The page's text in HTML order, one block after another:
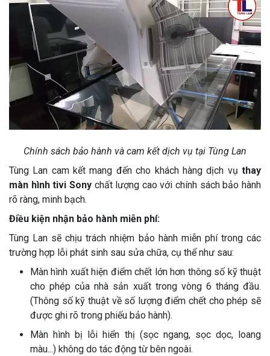
Chính sách bảo hành và cam kết dịch vụ tại Tùng Lan
Tùng Lan cam kết mang đến cho khách hàng dịch vụ thay
màn hình tivi Sony chất lượng cao với chính sách bảo hành
rõ ràng, minh bạch.
Điều kiện nhận bảo hành miễn phí:
Tùng Lan sẽ chịu trách nhiệm bảo hành miễn phí trong các
trường hợp lỗi phát sinh sau sửa chữa, cụ thể như sau:
Màn hình xuất hiện điểm chết lớn hơn thông số kỹ thuật
cho phép của nhà sản xuất trong vòng 6 tháng đầu.
(Thông số kỹ thuật về số lượng điểm chết cho phép sẽ
được ghi rõ trong phiếu bảo hành).
Màn hình bị lỗi hiển thị (sọc ngang, sọc dọc, loang
màu...) không do tác động từ bên ngoài.